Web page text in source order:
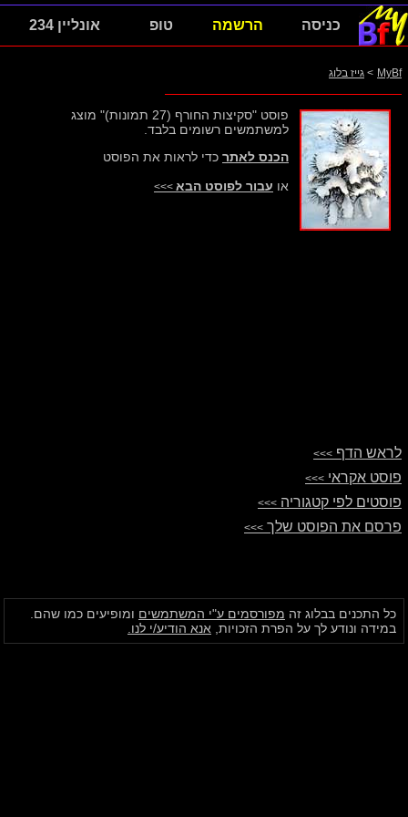
כניסה הרשמה טופ אונליין 234
MyBf
> גייז בלוג
פוסט "סקיצות החורף (27 תמונות)" מוצג
למשתמשים רשומים בלבד.
הכנס לאתר כדי לראות את הפוסט
או עבור לפוסט הבא >>>
לראש הדף >>>
פוסט אקראי >>>
פוסטים לפי קטגוריה >>>
פרסם את הפוסט שלך >>>
כל התכנים בבלוג זה מפורסמים ע"י המשתמשים ומופיעים כמו שהם.
במידה ונודע לך על הפרת הזכויות, אנא הודיע/י לנו.